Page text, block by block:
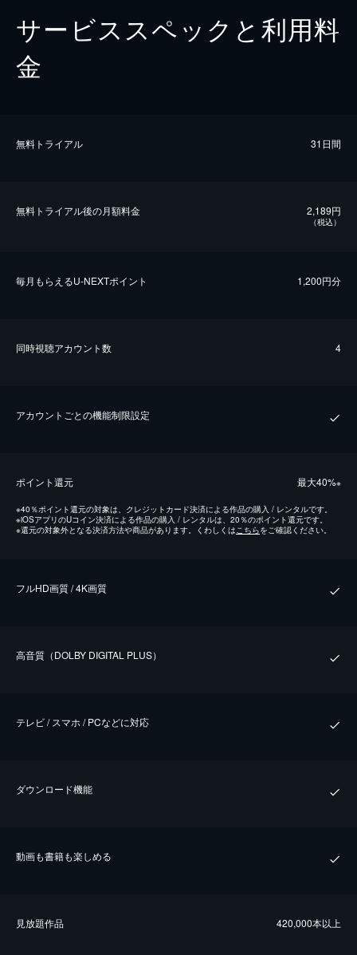
サービススペックと利用料
金
無料トライアル 31日間
無料トライアル後の⽉額料金 2,189円
（税込）
毎⽉もらえるU-NEXTポイント 1,200円分
同時視聴アカウント数 4
アカウントごとの機能制限設定
ポイント還元 最⼤40%※
※40％ポイント還元の対象は、クレジットカード決済による作品の購入 / レンタルです。
※iOSアプリのUコイン決済による作品の購入 / レンタルは、20％のポイント還元です。
※還元の対象外となる決済方法や商品があります。くわしくはこちらをご確認ください。
フルHD画質 / 4K画質
⾼⾳質（DOLBY DIGITAL PLUS）
テレビ / スマホ / PCなどに対応
ダウンロード機能
動画も書籍も楽しめる
⾒放題作品 420,000本以上